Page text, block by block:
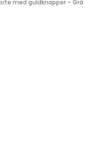
med guldknapper – Grå